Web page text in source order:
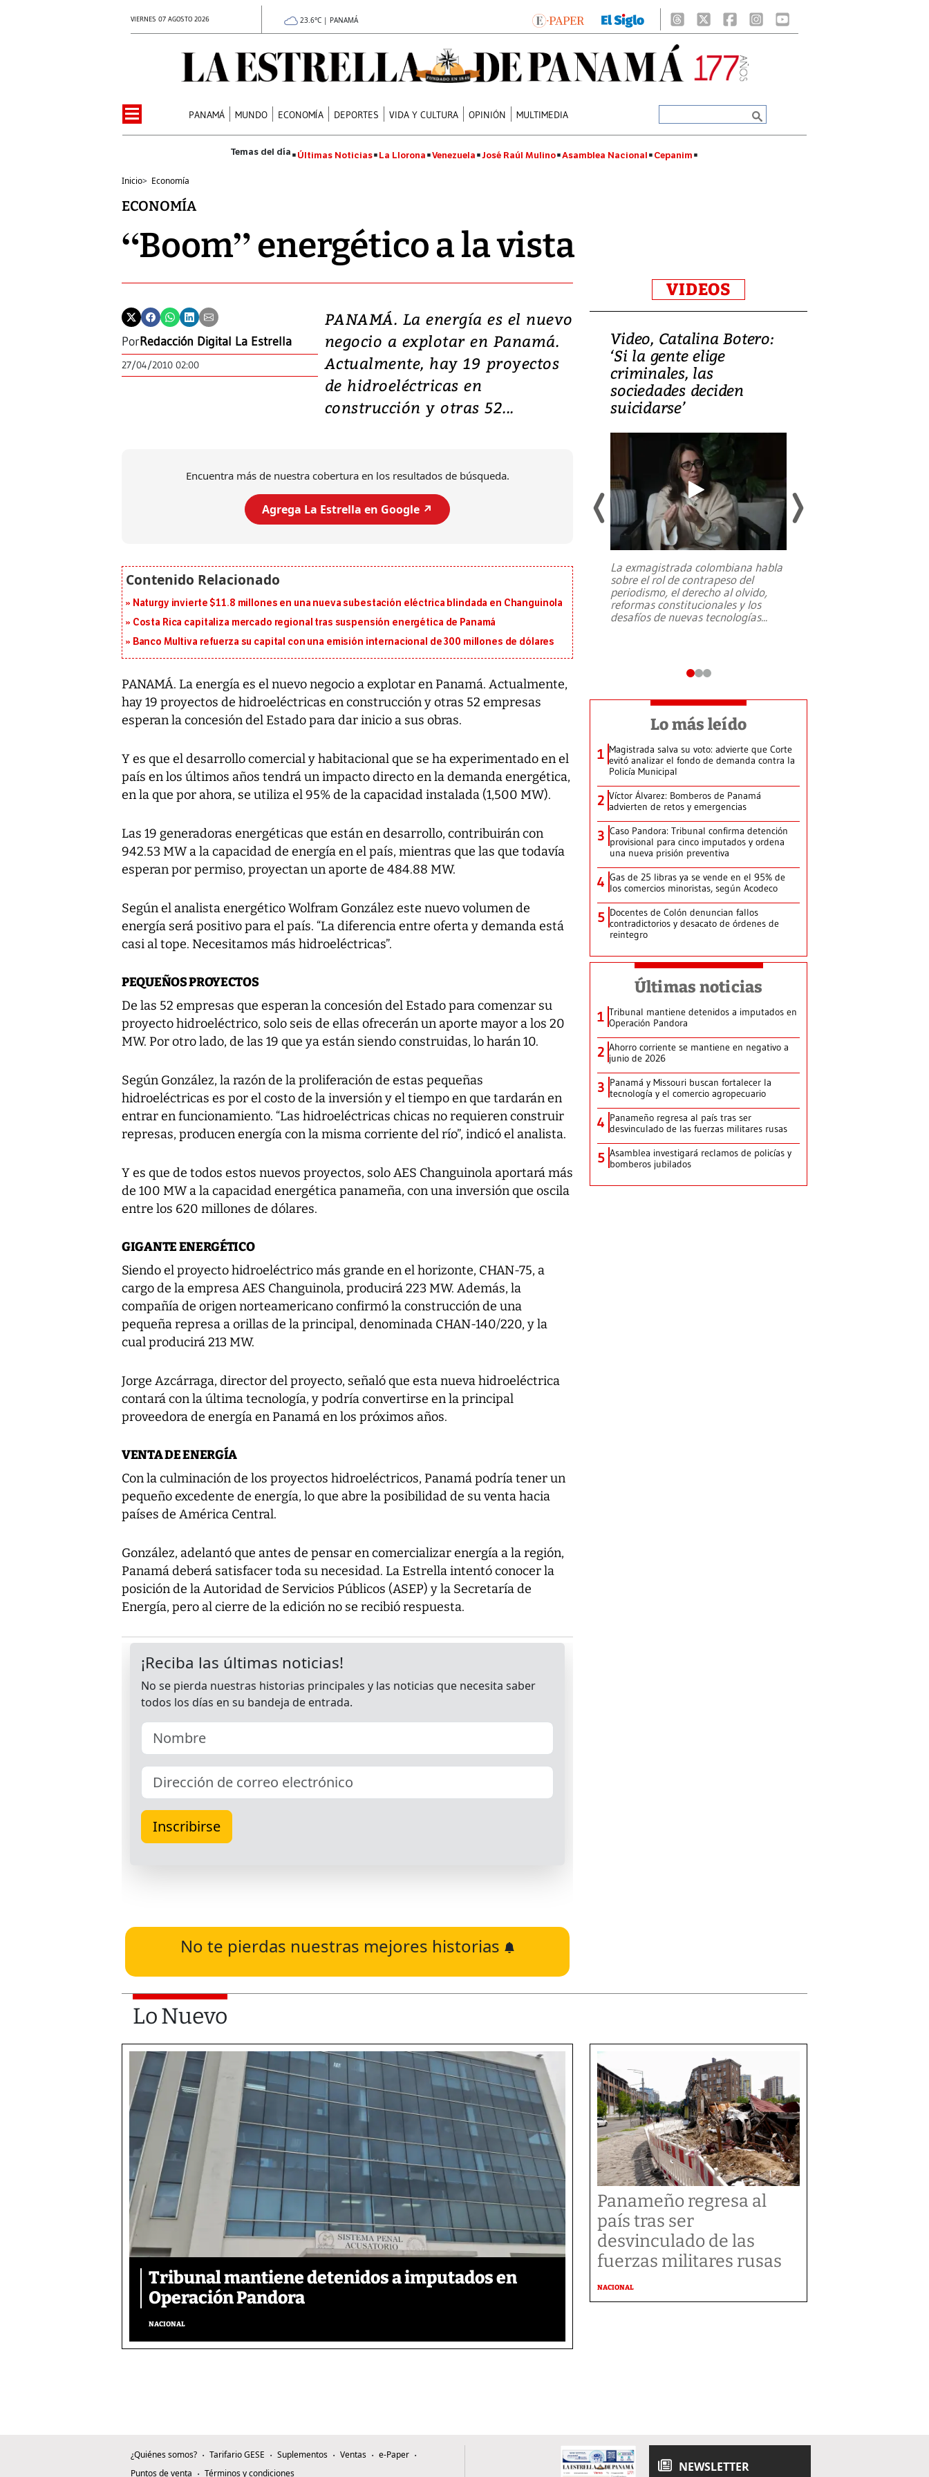
VIERNES 07 AGOSTO 2026 23.6°C | PANAMÁ
PANAMÁ MUNDO ECONOMÍA DEPORTES VIDA Y CULTURA OPINIÓN MULTIMEDIA
Últimas Noticias La Llorona Venezuela José Raúl Mulino Asamblea Nacional Cepanim
Inicio> Economía
ECONOMÍA
“Boom” energético a la vista
PorRedacción Digital La Estrella
27/04/2010 02:00
PANAMÁ. La energía es el nuevo
negocio a explotar en Panamá.
Actualmente, hay 19 proyectos
de hidroeléctricas en
construcción y otras 52...
Encuentra más de nuestra cobertura en los resultados de búsqueda.
Agrega La Estrella en Google ↗️
Naturgy invierte $11.8 millones en una nueva subestación eléctrica blindada en Changuinola
Costa Rica capitaliza mercado regional tras suspensión energética de Panamá
Banco Multiva refuerza su capital con una emisión internacional de 300 millones de dólares
PANAMÁ. La energía es el nuevo negocio a explotar en Panamá. Actualmente,
hay 19 proyectos de hidroeléctricas en construcción y otras 52 empresas
esperan la concesión del Estado para dar inicio a sus obras.
Y es que el desarrollo comercial y habitacional que se ha experimentado en el
país en los últimos años tendrá un impacto directo en la demanda energética,
en la que por ahora, se utiliza el 95% de la capacidad instalada (1,500 MW).
Las 19 generadoras energéticas que están en desarrollo, contribuirán con
942.53 MW a la capacidad de energía en el país, mientras que las que todavía
esperan por permiso, proyectan un aporte de 484.88 MW.
Según el analista energético Wolfram González este nuevo volumen de
energía será positivo para el país. “La diferencia entre oferta y demanda está
casi al tope. Necesitamos más hidroeléctricas”.
PEQUEÑOS PROYECTOS
De las 52 empresas que esperan la concesión del Estado para comenzar su
proyecto hidroeléctrico, solo seis de ellas ofrecerán un aporte mayor a los 20
MW. Por otro lado, de las 19 que ya están siendo construidas, lo harán 10.
Según González, la razón de la proliferación de estas pequeñas
hidroeléctricas es por el costo de la inversión y el tiempo en que tardarán en
entrar en funcionamiento. “Las hidroeléctricas chicas no requieren construir
represas, producen energía con la misma corriente del río”, indicó el analista.
Y es que de todos estos nuevos proyectos, solo AES Changuinola aportará más
de 100 MW a la capacidad energética panameña, con una inversión que oscila
entre los 620 millones de dólares.
GIGANTE ENERGÉTICO
Siendo el proyecto hidroeléctrico más grande en el horizonte, CHAN-75, a
cargo de la empresa AES Changuinola, producirá 223 MW. Además, la
compañía de origen norteamericano confirmó la construcción de una
pequeña represa a orillas de la principal, denominada CHAN-140/220, y la
cual producirá 213 MW.
Jorge Azcárraga, director del proyecto, señaló que esta nueva hidroeléctrica
contará con la última tecnología, y podría convertirse en la principal
proveedora de energía en Panamá en los próximos años.
VENTA DE ENERGÍA
Con la culminación de los proyectos hidroeléctricos, Panamá podría tener un
pequeño excedente de energía, lo que abre la posibilidad de su venta hacia
países de América Central.
González, adelantó que antes de pensar en comercializar energía a la región,
Panamá deberá satisfacer toda su necesidad. La Estrella intentó conocer la
posición de la Autoridad de Servicios Públicos (ASEP) y la Secretaría de
Energía, pero al cierre de la edición no se recibió respuesta.
No te pierdas nuestras mejores historias
VIDEOS
Video, Japón: Terremoto
deja heridos y graves
daños en Kumamoto
al sur de Japón, provocando una
Video, Catalina Botero:
‘Si la gente elige
criminales, las
sociedades deciden
suicidarse’
La exmagistrada colombiana habla
sobre el rol de contrapeso del
periodismo, el derecho al olvido,
reformas constitucionales y los
desafíos de nuevas tecnologías...
Lo más leído
1 Magistrada salva su voto: advierte que Corte
evitó analizar el fondo de demanda contra la
Policía Municipal
2 Víctor Álvarez: Bomberos de Panamá
advierten de retos y emergencias
3 Caso Pandora: Tribunal confirma detención
provisional para cinco imputados y ordena
una nueva prisión preventiva
4 Gas de 25 libras ya se vende en el 95% de
los comercios minoristas, según Acodeco
5 Docentes de Colón denuncian fallos
contradictorios y desacato de órdenes de
reintegro
Últimas noticias
1 Tribunal mantiene detenidos a imputados en
Operación Pandora
2 Ahorro corriente se mantiene en negativo a
junio de 2026
3 Panamá y Missouri buscan fortalecer la
tecnología y el comercio agropecuario
4 Panameño regresa al país tras ser
desvinculado de las fuerzas militares rusas
5 Asamblea investigará reclamos de policías y
bomberos jubilados
Lo Nuevo
Tribunal mantiene detenidos a imputados en
Operación Pandora
NACIONAL
Panameño regresa al
país tras ser
desvinculado de las
fuerzas militares rusas
NACIONAL
¿Quiénes somos? Tarifario GESE Suplementos Ventas
e-Paper
Puntos de venta
Términos y condiciones NEWSLETTER